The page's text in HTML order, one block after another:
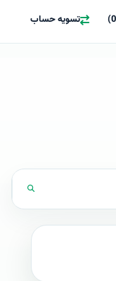
تسویه حساب